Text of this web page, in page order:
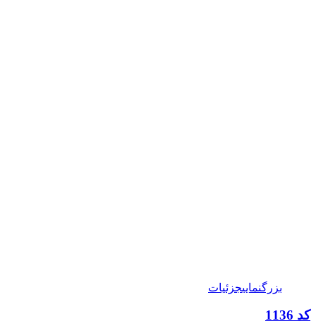
بزرگنماییجزئیات
کد 1136